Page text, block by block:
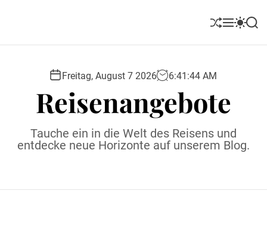
S
l
M S
o
r
e
S
Freitag, August 7 2026 6:41 :46 AM
Reisenangebote
Tauche ein in die Welt des Reisens und
entdecke neue Horizonte auf unserem Blog.